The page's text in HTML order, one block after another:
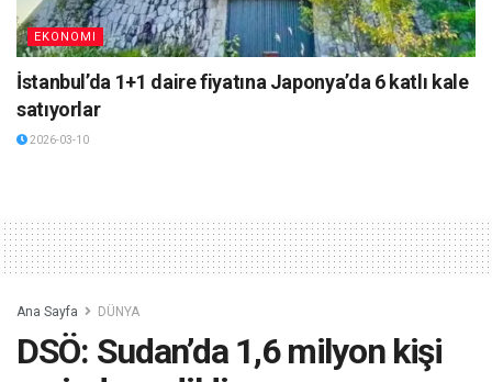
EKONOMI
İstanbul’da 1+1 daire fiyatına Japonya’da 6 katlı kale
satıyorlar
2026-03-10
Ana Sayfa DÜNYA
DSÖ: Sudan’da 1,6 milyon kişi